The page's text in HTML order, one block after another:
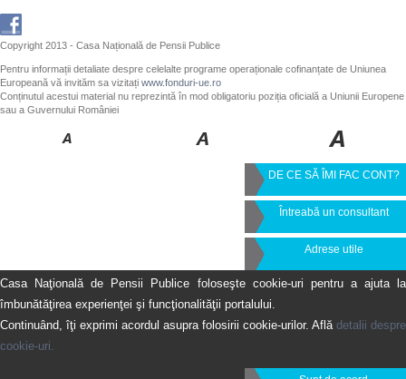
Copyright 2013 - Casa Națională de Pensii Publice
Pentru informații detaliate despre celelalte programe operaționale cofinanțate de Uniunea
Europeană vă invităm sa vizitați www.fonduri-ue.ro
Conținutul acestui material nu reprezintă în mod obligatoriu poziția oficială a Uniunii Europene
sau a Guvernului României
DE CE SĂ ÎMI FAC CONT?
Întreabă un consultant
Adrese utile
Casa Naţională de Pensii Publice foloseşte cookie-uri pentru a ajuta la
îmbunătăţirea experienţei şi funcţionalităţii portalului.
Continuând, îţi exprimi acordul asupra folosirii cookie-urilor. Află detalii despre
cookie-uri.